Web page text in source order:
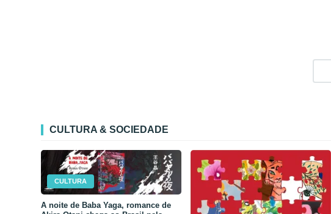
CULTURA & SOCIEDADE
CULTURA
A noite de Baba Yaga, romance de